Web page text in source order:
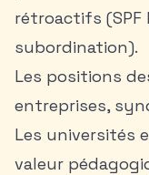
rétroactifs (SPF
subordination).
Les positions
entreprises,
Les universités
valeur